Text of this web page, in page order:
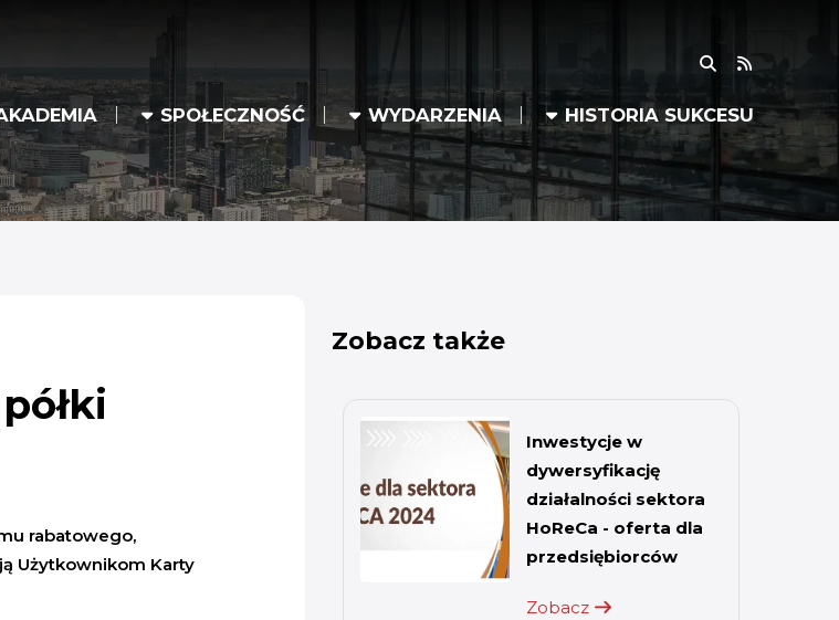
RSS
SPOŁECZNOŚĆ WYDARZENIA HISTORIA SUKCESU
rabatowego,
Użytkownikom Karty
Zobacz także
Inwestycje w
dywersyfikację
działalności sektora
HoReCa - oferta dla
przedsiębiorców
Zobacz